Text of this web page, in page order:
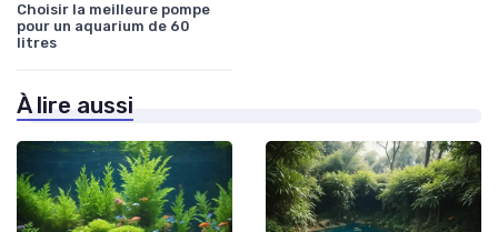
Choisir la meilleure pompe
pour un aquarium de 60
litres
À lire aussi